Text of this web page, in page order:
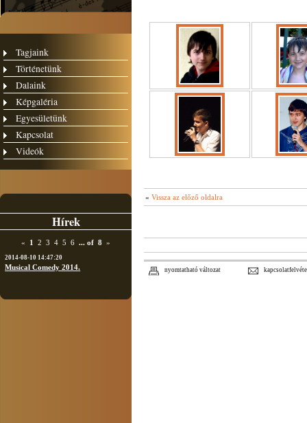
Tagjaink
Történetünk
Dalaink
Képgaléria
Egyesületünk
Kapcsolat
Videók
Hírek
« 1 2 3 4 5 6 ... of 8 »
2014-08-10 14:47:20
Musical Comedy 2014.
« Vissza az előző oldalra
nyomtatható változat